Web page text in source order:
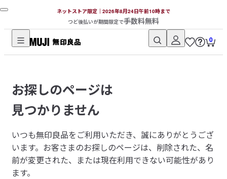
ネットストア限定｜2026年8月24日午前10時まで
つど後払いが期間限定で手数料無料
無
品
ネ
ッ
ト
ス
ト
ア
0
お探しのページは
見つかりません
いつも無印良品をご利用いただき、誠にありがとうござ
います。 お客さまのお探しのページは、削除された、名
前が変更された、または現在利用できない可能性があり
ます。